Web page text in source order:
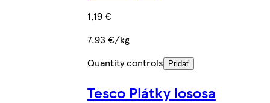
1,19 €
7,93 €/kg
Quantity controls
Pridať
Tesco Plátky lososa